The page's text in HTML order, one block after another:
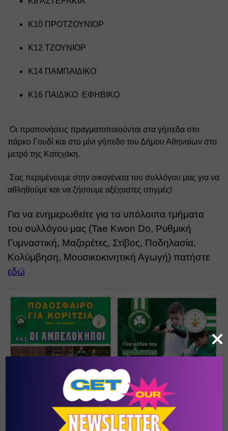
Κ10 ΠΡΟΤΖΟΥΝΙΟΡ
Κ12 ΤΖΟΥΝΙΟΡ
Κ14 ΠΑΜΠΑΙΔΙΚΟ
Κ16 ΠΑΙΔΙΚΟ  ΕΦΗΒΙΚΟ
Οι προπονήσεις πραγματοποιούνται στα γήπεδα στο
πάρκο Γουδί και στο μίνι γήπεδο του Δήμου Αθηναίων στο
μετρό της Κατεχάκη.
αθληθούμε και να ζήσουμε αξέχαστες στιγμές!
Για να ενημερωθείτε για τα υπόλοιπα τμήματα
του συλλόγου μας (Tae Kwon Do, Ρυθμική
Γυμναστική, Μαζορέτες, Στίβος, Ποδηλασία,
εδώ